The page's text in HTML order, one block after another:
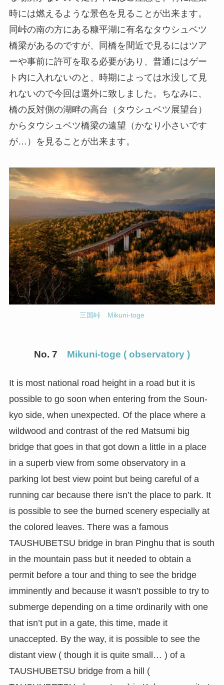
時には燃えるような景色を見ることが出来ます。
同峠の南の方にある糠平湖に有名なタウシュベツ
橋梁があるのですが、同橋を間近で見るにはツア
ーや事前に許可を取る必要があり、普通にはゲー
ト内に入れないのと、時期によっては水没して見
れないので今回は選外に致しました。ちなみに、
橋の反対側の湖畔の高台（タウシュベツ展望台）
からタウシュベツ橋梁の遠望（かなり小さいです
が…）を見ることが出来ます。
三国峠 Mikuni-toge
No. 7 Mikuni-toge ( observatory )
It is most national road height in a road but it is
possible to go soon when entering from the Soun-
kyo side, when unexpected. Of the place where a
wildwood and contrast of the red Matsumi big
bridge that goes in that got down a little in a place
in a superb view from some observatory in a
parking lot best view point but being careful of a
running car because there isn’t the place to park. It
is possible to see the burned scenery especially at
the colored leaves. There was a famous
TAUSHUBETSU bridge in bran Pinghu that is south
in the mountain pass but it needed to obtain a
permit before a tour and thing to see the bridge
imminently and because it wasn’t possible to try to
submerge depending on a time ordinarily with one
that isn’t put in a gate, this time, made it
unaccepted. By the way, it is possible to see the
distant view ( though it is quite small… ) of a
TAUSHUBETSU bridge from a hill (